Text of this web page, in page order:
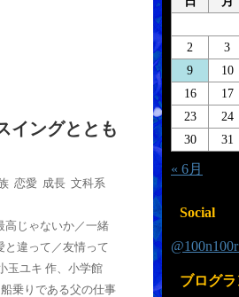
イングととも
恋愛 成長 文科系
高じゃないか／一緒
と違って／友情って
玉ユキ 作、小学館
乗りである父の仕事
2
3
9
10
16
17
23
24
30
31
« 6月
Social
ブログ